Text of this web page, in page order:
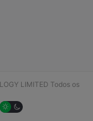
LIMITED Todos os